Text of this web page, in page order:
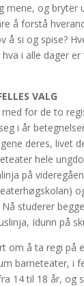
mene, og bryter
å forstå
å si og spise?
i alle dager
VALG
for de to
i år
deres, livet
hele
på
studerer
Idunn på
om å ta regi på
barneteater, i
14 til 18 år, og